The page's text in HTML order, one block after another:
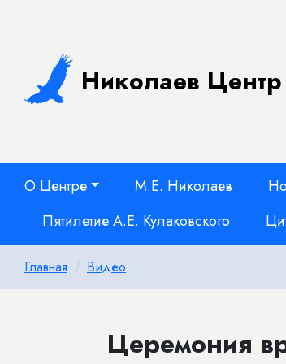
Николаев Центр
О Центре М.Е. Николаев
Пятилетие А.Е. Кулаковского
Главная Видео
Церемония